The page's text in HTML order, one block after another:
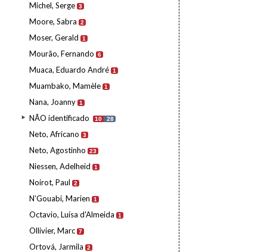
Michel, Serge 3
Moore, Sabra 2
Moser, Gerald 1
Mourão, Fernando 6
Muaca, Eduardo André 1
Muambako, Mamèle 1
Nana, Joanny 1
NÃO identificado 10 28
Neto, Africano 3
Neto, Agostinho 23
Niessen, Adelheid 1
Noirot, Paul 2
N’Gouabi, Marien 1
Octavio, Luísa d'Almeida 1
Ollivier, Marc 7
Ortová, Jarmila 2